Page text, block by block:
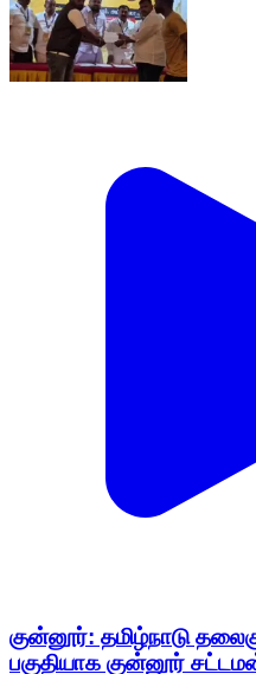
குன்னூர்: தமிழ்நாடு
பகுதியாக குன்னூர்